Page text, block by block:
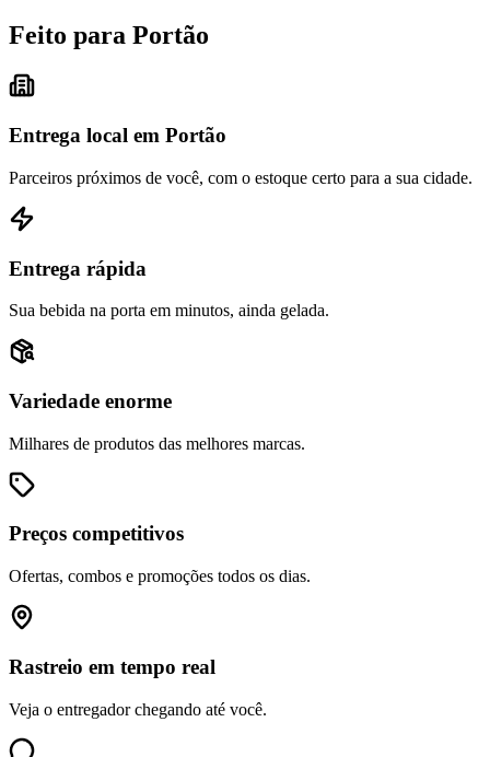
Feito para Portão
Entrega local em Portão
Parceiros próximos de você, com o estoque certo para a sua cidade.
Entrega rápida
Sua bebida na porta em minutos, ainda gelada.
Variedade enorme
Milhares de produtos das melhores marcas.
Preços competitivos
Ofertas, combos e promoções todos os dias.
Rastreio em tempo real
Veja o entregador chegando até você.